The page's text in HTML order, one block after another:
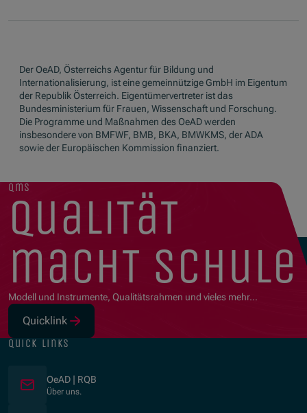
Der OeAD, Österreichs Agentur für Bildung und
Internationalisierung, ist eine gemeinnützige GmbH im Eigentum
der Republik Österreich. Eigentümervertreter ist das
Bundesministerium für Frauen, Wissenschaft und Forschung.
Die Programme und Maßnahmen des OeAD werden
insbesondere von BMFWF, BMB, BKA, BMWKMS, der ADA
sowie der Europäischen Kommission finanziert.
qms
qualität
macht schule
Modell und Instrumente, Qualitätsrahmen und vieles mehr…
Quicklink
(Opens in new window)
quick links
OeAD | RQB
Über uns.